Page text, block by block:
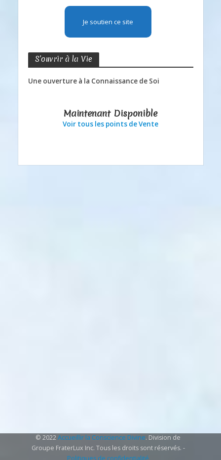
Je soutien ce site
S’ouvrir à la Vie
Une ouverture à la Connaissance de Soi
Maintenant Disponible
Voir tous les points de Vente
© 2022Accueillir la Conscience Divine. Division de
Groupe FraterLux Inc. Tous les droits sont réservés. -
Politiques de confidentialité